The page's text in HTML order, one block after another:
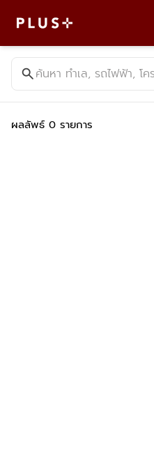
ค้นหาคอนโด บ้าน ที่ดิน อาคารส
searchค้นหา ทำเล, รถไฟฟ้า, โค
ผลลัพธ์ 0 รายการ